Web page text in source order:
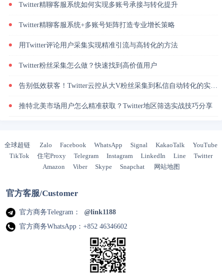
Twitter精聊客服系统如何实现多账号承接与转化提升
Twitter精聊客服系统+多账号矩阵打造专业增长策略
用Twitter评论用户采集实现精准引流与高转化的方法
Twitter粉丝采集怎么做？快速找到高价值用户
告别低效获客！Twitter云控从大V粉丝采集到私信自动转化的实操闭环
推特北美市场用户怎么精准获取？Twitter地区筛选实战技巧分享
全球超链 Zalo Facebook WhatsApp Signal KakaoTalk
YouTube
TikTok
住宅Proxy Telegram Instagram LinkedIn Line
Twitter
Amazon
Viber Skype Snapchat 网站地图
官方客服/Customer
官方商务Telegram：
@link1188
官方商务WhatsApp：+852 46346602